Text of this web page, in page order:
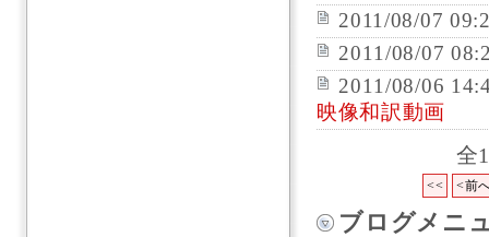
2011/08/07
2011/08/07
2011/08/06
映像和訳動画
全
<< <前
ブログメニ